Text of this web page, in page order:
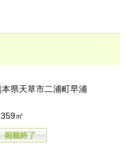
本県天草市二浦町早浦
㎡